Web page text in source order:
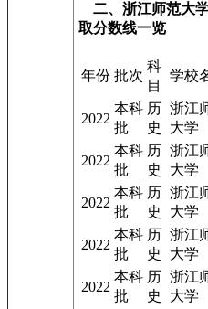
二、浙江师范大
取分数线一览
年份 批次
科
目
学校
2022
本科
批
历
史
浙江
大学
2022
本科
批
历
史
浙江
大学
2022
本科
批
历
史
浙江
大学
2022
本科
批
历
史
浙江
大学
2022
本科
批
历
史
浙江
大学